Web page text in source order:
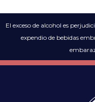
El exceso de alcohol es
expendio de bebidas